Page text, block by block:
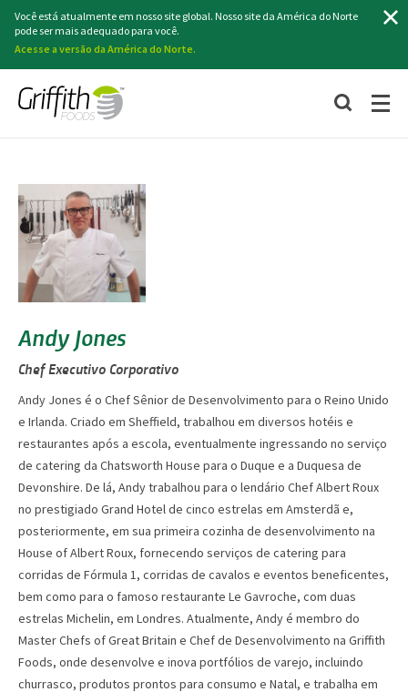
Você está atualmente em nosso site global. Nosso site da América do Norte
pode ser mais adequado para você.
Acesse a versão da América do Norte.
Andy Jones
Chef Executivo Corporativo
Andy Jones é o Chef Sênior de Desenvolvimento para o Reino Unido
e Irlanda. Criado em Sheffield, trabalhou em diversos hotéis e
restaurantes após a escola, eventualmente ingressando no serviço
de catering da Chatsworth House para o Duque e a Duquesa de
Devonshire. De lá, Andy trabalhou para o lendário Chef Albert Roux
no prestigiado Grand Hotel de cinco estrelas em Amsterdã e,
posteriormente, em sua primeira cozinha de desenvolvimento na
House of Albert Roux, fornecendo serviços de catering para
corridas de Fórmula 1, corridas de cavalos e eventos beneficentes,
bem como para o famoso restaurante Le Gavroche, com duas
estrelas Michelin, em Londres. Atualmente, Andy é membro do
Master Chefs of Great Britain e Chef de Desenvolvimento na Griffith
Foods, onde desenvolve e inova portfólios de varejo, incluindo
churrasco, produtos prontos para consumo e Natal, e trabalha em